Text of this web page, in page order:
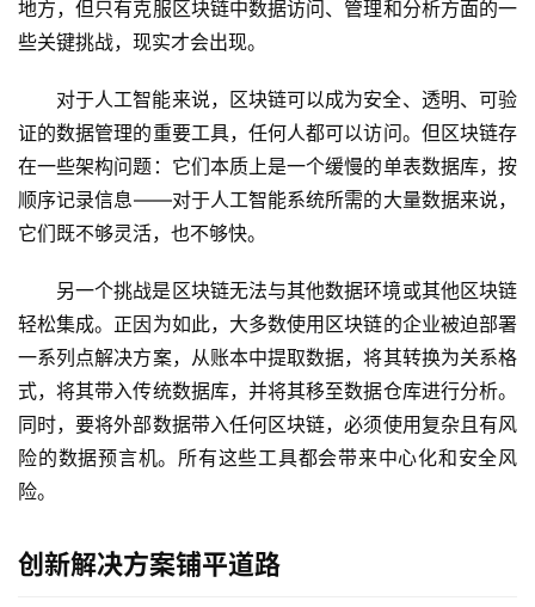
地方，但只有克服区块链中数据访问、管理和分析方面的一
些关键挑战，现实才会出现。
对于人工智能来说，区块链可以成为安全、透明、可验
证的数据管理的重要工具，任何人都可以访问。但区块链存
在一些架构问题：它们本质上是一个缓慢的单表数据库，按
顺序记录信息——对于人工智能系统所需的大量数据来说，
它们既不够灵活，也不够快。
另一个挑战是区块链无法与其他数据环境或其他区块链
轻松集成。正因为如此，大多数使用区块链的企业被迫部署
一系列点解决方案，从账本中提取数据，将其转换为关系格
式，将其带入传统数据库，并将其移至数据仓库进行分析。
同时，要将外部数据带入任何区块链，必须使用复杂且有风
险的数据预言机。所有这些工具都会带来中心化和安全风
险。
创新解决方案铺平道路